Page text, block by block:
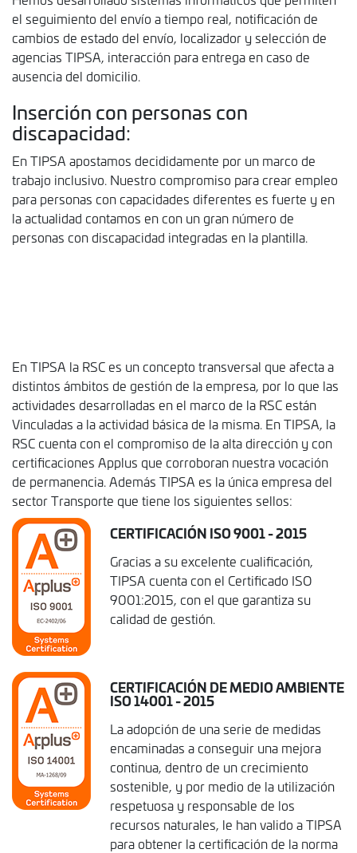
el seguimiento del envío a tiempo real, notificación de
cambios de estado del envío, localizador y selección de
agencias TIPSA, interacción para entrega en caso de
ausencia del domicilio.
Inserción con personas con
discapacidad:
En TIPSA apostamos decididamente por un marco de
trabajo inclusivo. Nuestro compromiso para crear empleo
para personas con capacidades diferentes es fuerte y en
la actualidad contamos en con un gran número de
personas con discapacidad integradas en la plantilla.
En TIPSA la RSC es un concepto transversal que afecta a
distintos ámbitos de gestión de la empresa, por lo que las
actividades desarrolladas en el marco de la RSC están
Vinculadas a la actividad básica de la misma. En TIPSA, la
RSC cuenta con el compromiso de la alta dirección y con
certificaciones Applus que corroboran nuestra vocación
de permanencia. Además TIPSA es la única empresa del
sector Transporte que tiene los siguientes sellos:
CERTIFICACIÓN ISO 9001 - 2015
Gracias a su excelente cualificación,
TIPSA cuenta con el Certificado ISO
9001:2015, con el que garantiza su
calidad de gestión.
CERTIFICACIÓN DE MEDIO AMBIENTE
ISO 14001 - 2015
La adopción de una serie de medidas
encaminadas a conseguir una mejora
continua, dentro de un crecimiento
sostenible, y por medio de la utilización
respetuosa y responsable de los
recursos naturales, le han valido a TIPSA
para obtener la certificación de la norma